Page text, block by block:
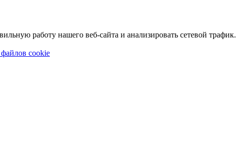
работу нашего веб-сайта и анализировать сетевой трафик.
cookie